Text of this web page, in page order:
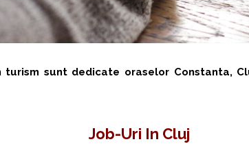
sunt dedicate oraselor Constanta,
Job-Uri In Cluj